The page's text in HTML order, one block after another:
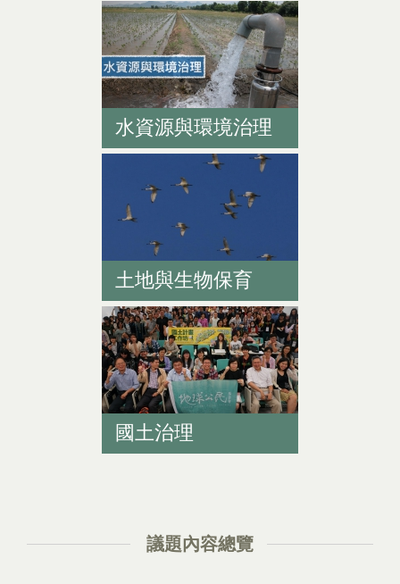
水資源與環境治理
土地與生物保育
國土治理
議題內容總覽